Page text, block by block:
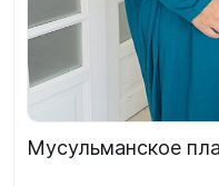
Мусульманское